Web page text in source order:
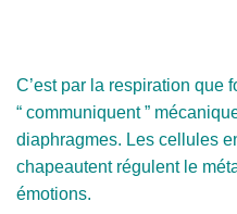
C’est par la respiration que
“ communiquent ”
diaphragmes. Les cellules
chapeautent régulent le
émotions.